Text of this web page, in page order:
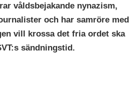
våldsbejakande nynazism,
och har samröre med
vill krossa det fria ordet ska
sändningstid.